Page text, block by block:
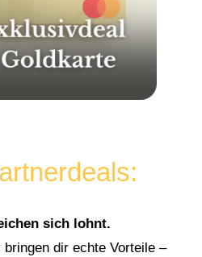
sich lohnt.
dir echte Vorteile –